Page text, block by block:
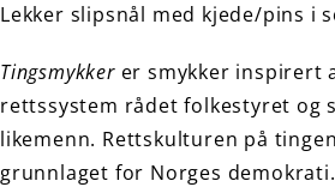
Lekker slipsnål med kjede/pins i
Tingsmykkerer smykker inspirert
rettssystem rådet folkestyret og
likemenn. Rettskulturen på
grunnlaget for Norges demokrati.